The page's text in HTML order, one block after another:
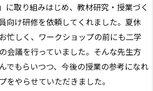
に取り組みはじめ、教材研究・授業づく
向け研修を依頼してくれました。夏休
忙しく、ワークショップの前にも二学
会議を行っていました。そんな先生方
でもらいつつ、今後の授業の参考になれ
をやらせていただきました。